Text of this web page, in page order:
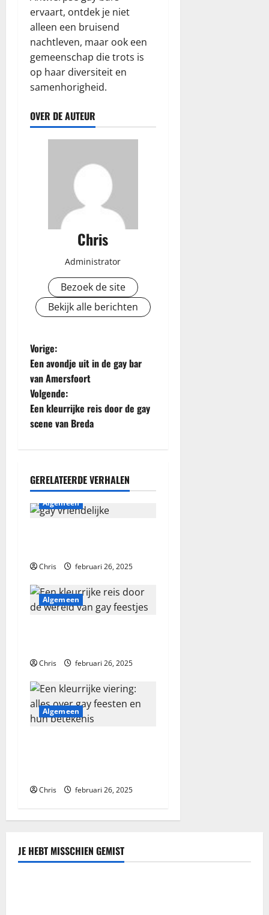
ervaart, ontdek je niet
alleen een bruisend
nachtleven, maar ook een
gemeenschap die trots is
op haar diversiteit en
samenhorigheid.
OVER DE AUTEUR
Chris
Administrator
Bezoek de site
Bekijk alle berichten
B
e
r
i
h
t
v
i
a
t
i
e
Vorige:
Een avondje uit in de gay bar
van Amersfoort
Volgende:
Een kleurrijke reis door de gay
scene van Breda
GERELATEERDE VERHALEN
Algemeen
Chris februari 26, 2025
Algemeen
Chris februari 26, 2025
Algemeen
Chris februari 26, 2025
JE HEBT MISSCHIEN GEMIST
Blog